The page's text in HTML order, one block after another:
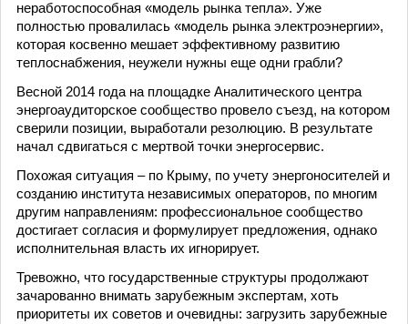
неработоспособная «модель рынка тепла». Уже
полностью провалилась «модель рынка электроэнергии»,
которая косвенно мешает эффективному развитию
теплоснабжения, неужели нужны еще одни грабли?
Весной 2014 года на площадке Аналитического центра
энергоаудиторское сообщество провело съезд, на котором
сверили позиции, выработали резолюцию. В результате
начал сдвигаться с мертвой точки энергосервис.
Похожая ситуация – по Крыму, по учету энергоносителей и
созданию института независимых операторов, по многим
другим направлениям: профессиональное сообщество
достигает согласия и формулирует предложения, однако
исполнительная власть их игнорирует.
Тревожно, что государственные структуры продолжают
зачарованно внимать зарубежным экспертам, хоть
приоритеты их советов и очевидны: загрузить зарубежные